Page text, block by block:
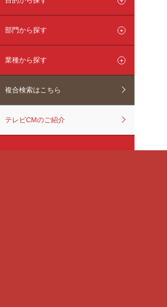
部門から探す
業種から探す
複合検索はこちら
テレビCMのご紹介